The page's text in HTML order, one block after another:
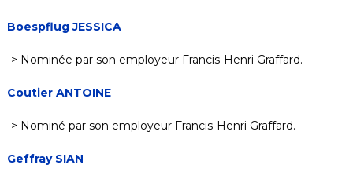
Boespflug JESSICA
-> Nominée par son employeur Francis-Henri Graffard.
Coutier ANTOINE
-> Nominé par son employeur Francis-Henri Graffard.
Geffray SIAN